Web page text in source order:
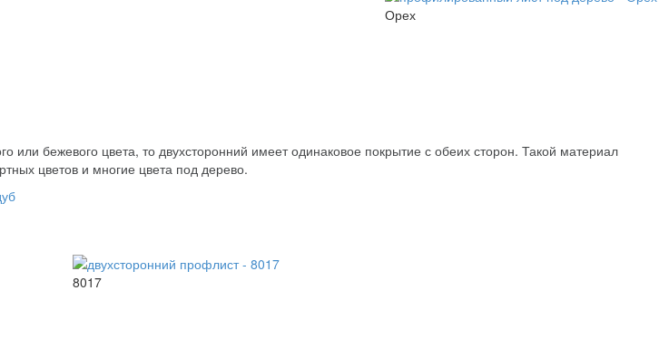
Орех
бежевого цвета, то двухсторонний имеет одинаковое покрытие с обеих сторон. Такой материал
цветов и многие цвета под дерево.
8017